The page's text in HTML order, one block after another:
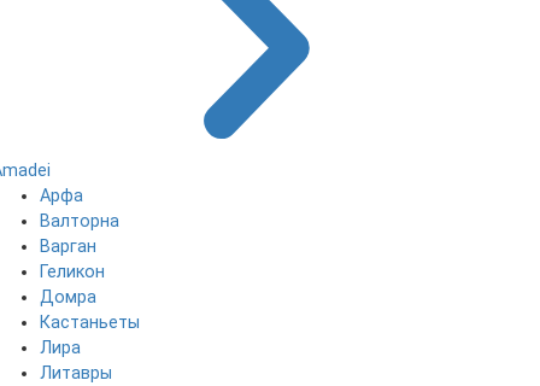
Арфа
Валторна
Варган
Геликон
Домра
Кастаньеты
Лира
Литавры